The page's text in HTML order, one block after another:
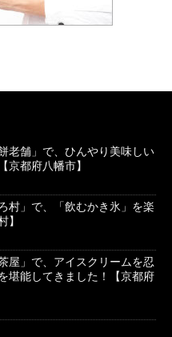
老舗」で、ひんやり美味しい
京都府八幡市】
村」で、「飲むかき氷」を楽
】
屋」で、アイスクリームを忍
堪能してきました！【京都府